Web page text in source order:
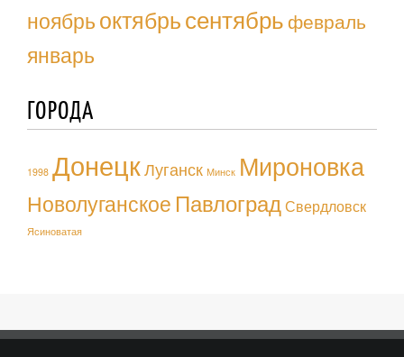
ноябрьоктябрьсентябрьфевраль
январь
ГОРОДА
1998 ДонецкЛуганск Минск Мироновка
Новолуганское ПавлоградСвердловск
Ясиноватая